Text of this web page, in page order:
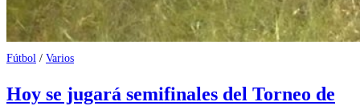
Fútbol / Varios
Hoy se jugará semifinales del Torneo de